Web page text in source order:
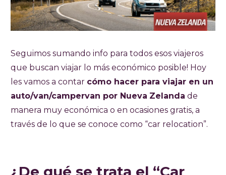
Seguimos sumando info para todos esos viajeros
que buscan viajar lo más económico posible! Hoy
les vamos a contar cómo hacer para viajar en un
auto/van/campervan por Nueva Zelanda de
manera muy económica o en ocasiones gratis, a
través de lo que se conoce como “car relocation”.
¿De qué se trata el “Car